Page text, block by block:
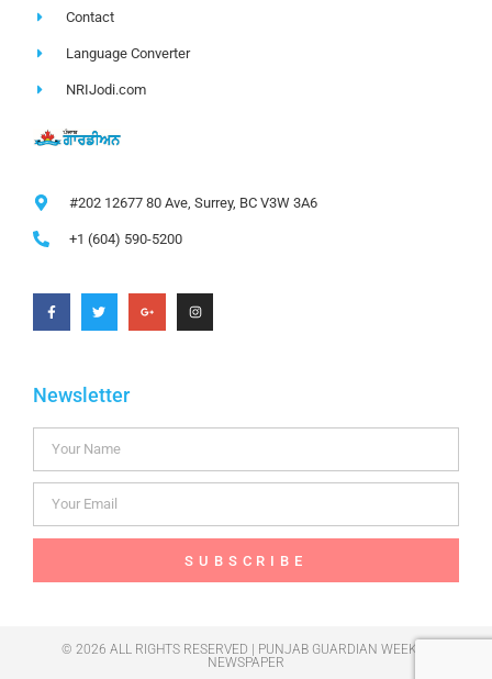
Contact
Language Converter
NRIJodi.com
#202 12677 80 Ave, Surrey, BC V3W 3A6
+1 (604) 590-5200
Newsletter
SUBSCRIBE
© 2026 ALL RIGHTS RESERVED | PUNJAB GUARDIAN WEEKLY
NEWSPAPER